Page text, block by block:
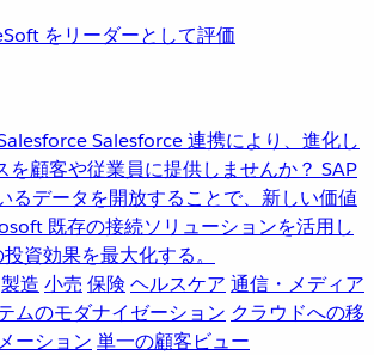
をリーダーとして評価
Salesforce 連携により、進化し
を顧客や従業員に提供しませんか？ SAP
るデータを開放することで、新しい価値
既存の接続ソリューションを活用し
資効果を最大化する。
製造 小売 保険 ヘルスケア 通信・メディア
ムのモダナイゼーション クラウドへの移
ーション 単一の顧客ビュー